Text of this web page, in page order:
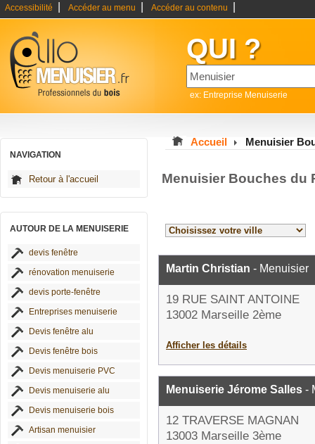
Accessibilité Accéder au menu Accéder au contenu
QUI ?
ex: Entreprise Menuiserie
NAVIGATION
Retour à l'accueil
AUTOUR DE LA MENUISERIE
devis fenêtre
rénovation menuiserie
devis porte-fenêtre
Entreprises menuiserie
Devis fenêtre alu
Devis fenêtre bois
Devis menuiserie PVC
Devis menuiserie alu
Devis menuiserie bois
Artisan menuisier
Accueil Menuisier
Menuisier Bouches du
Martin Christian - Menuisier
19 RUE SAINT ANTOINE
13002 Marseille 2ème
Afficher les détails
Menuiserie Jérome Salles -
12 TRAVERSE MAGNAN
13003 Marseille 3ème